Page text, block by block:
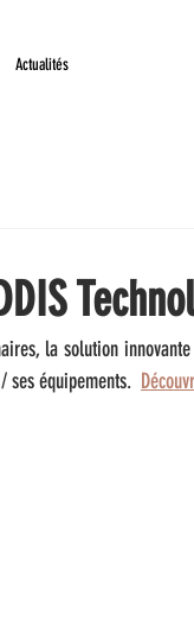
Actualités
la solution
ses équipements.